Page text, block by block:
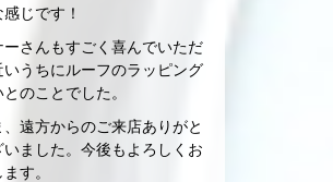
じです！
ーさんもすごく喜んでいただ
いうちにルーフのラッピング
とのことでした。
、遠方からのご来店ありがと
いました。今後もよろしくお
す。